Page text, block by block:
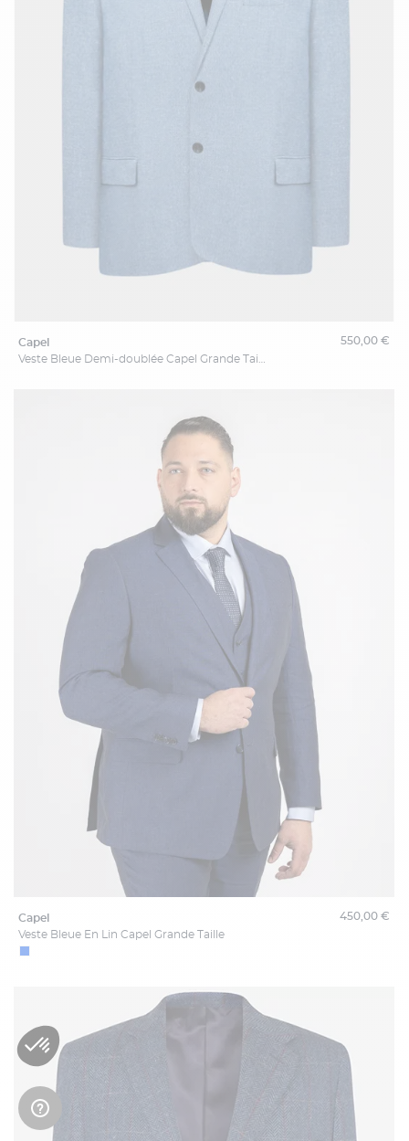
capel
550,00 €
capel
Veste Bleue En Lin Capel Grande Taille
450,00 €